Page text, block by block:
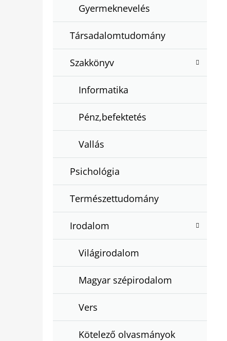
Gyermeknevelés
Társadalomtudomány
Szakkönyv
Informatika
Pénz,befektetés
Vallás
Psichológia
Természettudomány
Irodalom
Világirodalom
Magyar szépirodalom
Vers
Kötelező olvasmányok